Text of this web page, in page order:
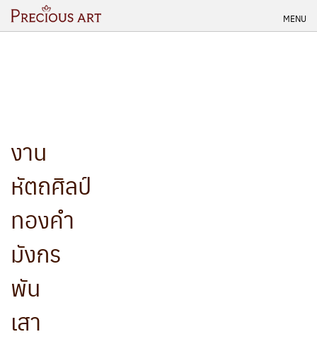
Skip
MENU
งาน
หัตถศิลป์
ทองคำ
มังกร
พัน
เสา